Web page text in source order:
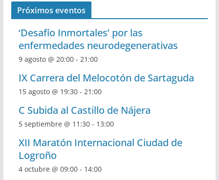
Próximos eventos
‘Desafío Inmortales’ por las
enfermedades neurodegenerativas
9 agosto @ 20:00- 21:00
IX Carrera del Melocotón de Sartaguda
15 agosto @ 19:30- 21:00
C Subida al Castillo de Nájera
5 septiembre @ 11:30- 13:00
XII Maratón Internacional Ciudad de
Logroño
4 octubre @ 09:00- 14:00